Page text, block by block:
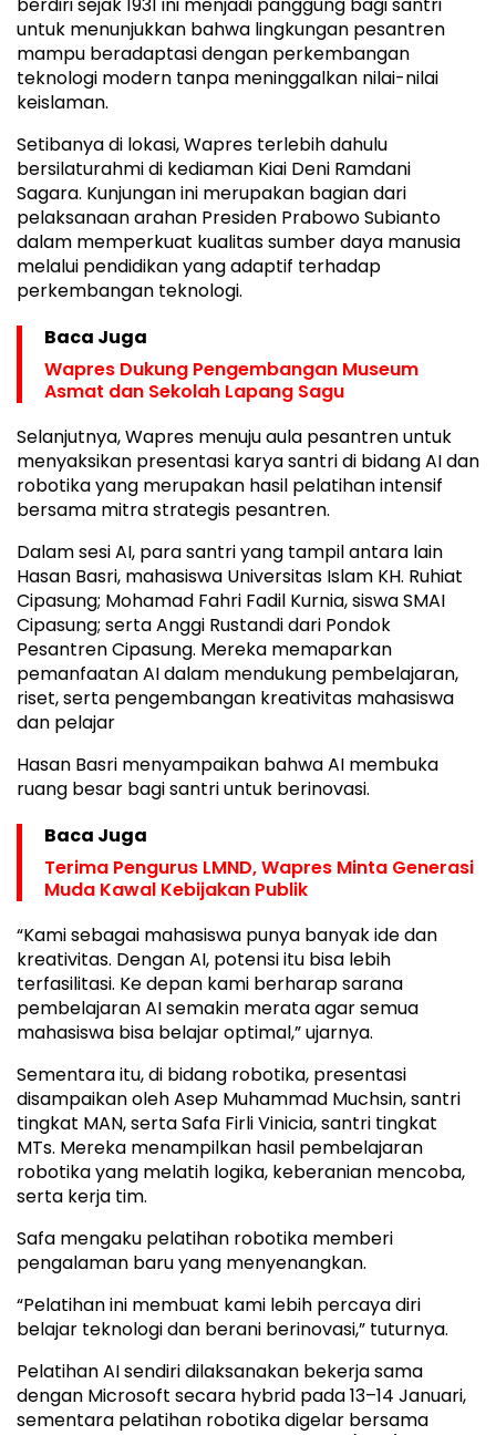
untuk menunjukkan bahwa lingkungan pesantren
mampu beradaptasi dengan perkembangan
teknologi modern tanpa meninggalkan nilai-nilai
keislaman.
Setibanya di lokasi, Wapres terlebih dahulu
bersilaturahmi di kediaman Kiai Deni Ramdani
Sagara. Kunjungan ini merupakan bagian dari
pelaksanaan arahan Presiden Prabowo Subianto
dalam memperkuat kualitas sumber daya manusia
melalui pendidikan yang adaptif terhadap
perkembangan teknologi.
Baca Juga
Wapres Dukung Pengembangan Museum
Asmat dan Sekolah Lapang Sagu
Selanjutnya, Wapres menuju aula pesantren untuk
menyaksikan presentasi karya santri di bidang AI dan
robotika yang merupakan hasil pelatihan intensif
bersama mitra strategis pesantren.
Dalam sesi AI, para santri yang tampil antara lain
Hasan Basri, mahasiswa Universitas Islam KH. Ruhiat
Cipasung; Mohamad Fahri Fadil Kurnia, siswa SMAI
Cipasung; serta Anggi Rustandi dari Pondok
Pesantren Cipasung. Mereka memaparkan
pemanfaatan AI dalam mendukung pembelajaran,
riset, serta pengembangan kreativitas mahasiswa
dan pelajar
Hasan Basri menyampaikan bahwa AI membuka
ruang besar bagi santri untuk berinovasi.
Baca Juga
Terima Pengurus LMND, Wapres Minta Generasi
Muda Kawal Kebijakan Publik
“Kami sebagai mahasiswa punya banyak ide dan
kreativitas. Dengan AI, potensi itu bisa lebih
terfasilitasi. Ke depan kami berharap sarana
pembelajaran AI semakin merata agar semua
mahasiswa bisa belajar optimal,” ujarnya.
Sementara itu, di bidang robotika, presentasi
disampaikan oleh Asep Muhammad Muchsin, santri
tingkat MAN, serta Safa Firli Vinicia, santri tingkat
MTs. Mereka menampilkan hasil pembelajaran
robotika yang melatih logika, keberanian mencoba,
serta kerja tim.
Safa mengaku pelatihan robotika memberi
pengalaman baru yang menyenangkan.
“Pelatihan ini membuat kami lebih percaya diri
belajar teknologi dan berani berinovasi,” tuturnya.
Pelatihan AI sendiri dilaksanakan bekerja sama
dengan Microsoft secara hybrid pada 13–14 Januari,
sementara pelatihan robotika digelar bersama